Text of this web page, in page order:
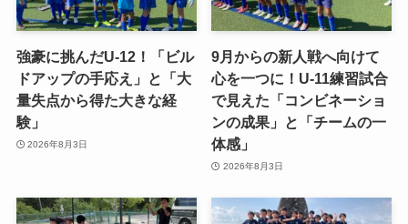
強豪に挑んだU-12！「ビル
ドアップの手応え」と「大
量失点から得た大きな経
験」
2026年8月3日
9月からの新人戦へ向けて
心を一つに！U-11練習試合
で見えた「コンビネーショ
ンの成果」と「チームの一
体感」
2026年8月3日